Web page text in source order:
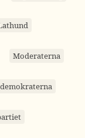
Moderaterna